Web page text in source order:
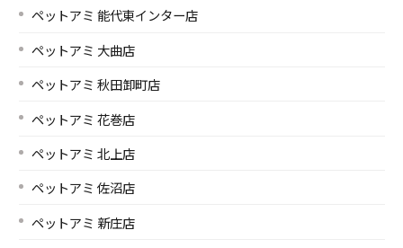
ペットアミ 能代東インター店
ペットアミ 大曲店
ペットアミ 秋田卸町店
ペットアミ 花巻店
ペットアミ 北上店
ペットアミ 佐沼店
ペットアミ 新庄店